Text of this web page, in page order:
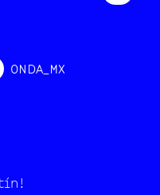
ONDA_MX